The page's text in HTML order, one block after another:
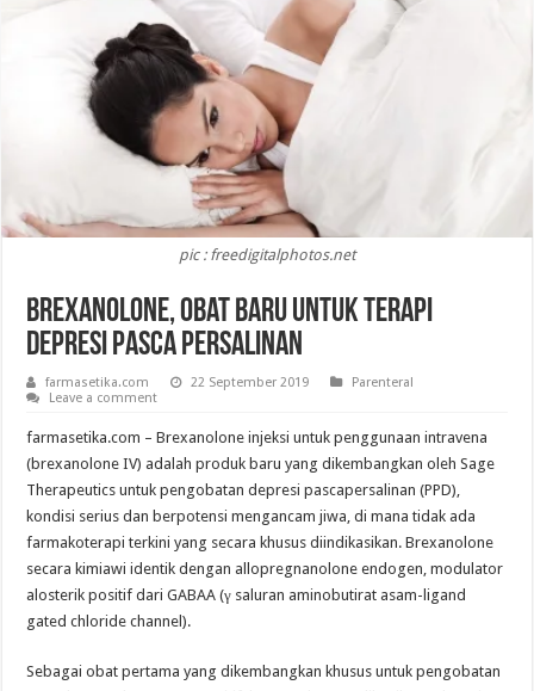
pic : freedigitalphotos.net
Brexanolone, Obat Baru untuk Terapi
Depresi Pasca Persalinan
farmasetika.com 22 September 2019
Parenteral
Leave a comment
farmasetika.com – Brexanolone injeksi untuk penggunaan intravena
(brexanolone IV) adalah produk baru yang dikembangkan oleh Sage
Therapeutics untuk pengobatan depresi pascapersalinan (PPD),
kondisi serius dan berpotensi mengancam jiwa, di mana tidak ada
farmakoterapi terkini yang secara khusus diindikasikan. Brexanolone
secara kimiawi identik dengan allopregnanolone endogen, modulator
alosterik positif dari GABAA (γ saluran aminobutirat asam-ligand
gated chloride channel).
Sebagai obat pertama yang dikembangkan khusus untuk pengobatan